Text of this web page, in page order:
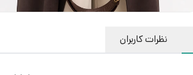
نظرات کاربران